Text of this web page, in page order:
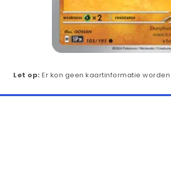
Let op: Er kon geen kaartinformatie